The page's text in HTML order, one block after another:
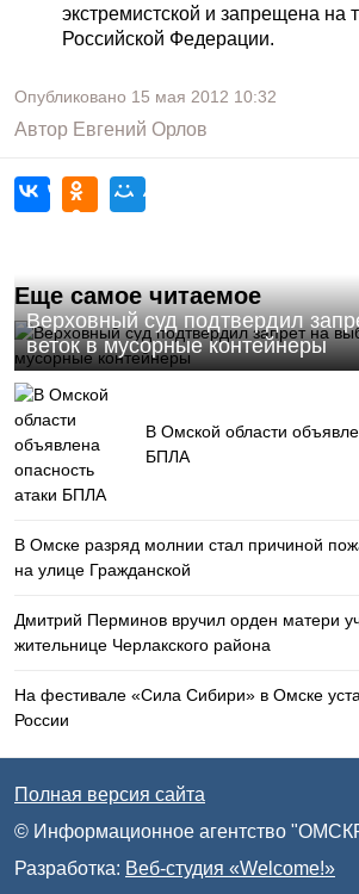
экстремистской и запрещена на
Российской Федерации.
Опубликовано 15 мая 2012 10:32
Автор Евгений Орлов
Еще самое читаемое
Верховный суд подтвердил
веток в мусорные контейнеры
В Омской области
БПЛА
В Омске разряд молнии стал причиной
на улице Гражданской
Дмитрий Перминов вручил орден матери
жительнице Черлакского района
На фестивале «Сила Сибири» в Омске
России
Полная версия сайта
© Информационное агентство
Разработка: Веб-студия «Welcome!»